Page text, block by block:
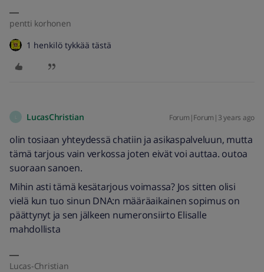
pentti korhonen
1 henkilö tykkää tästä
LucasChristian Forum|Forum|3 years ago
olin tosiaan yhteydessä chatiin ja asikaspalveluun, mutta
tämä tarjous vain verkossa joten eivät voi auttaa. outoa
suoraan sanoen.
Mihin asti tämä kesätarjous voimassa? Jos sitten olisi
vielä kun tuo sinun DNA:n määräaikainen sopimus on
päättynyt ja sen jälkeen numeronsiirto Elisalle
mahdollista
Lucas-Christian